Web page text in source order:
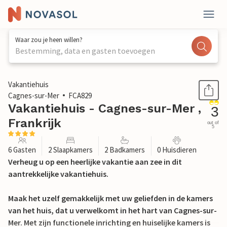
Waar zou je heen willen?
Bestemming, data en gasten toevoegen
1 / 14
Vakantiehuis
Cagnes-sur-Mer
FCA829
Vakantiehuis - Cagnes-sur-Mer ,
Frankrijk
3
out of
5
6 Gasten 2 Slaapkamers 2 Badkamers 0 Huisdieren
Verheug u op een heerlijke vakantie aan zee in dit
aantrekkelijke vakantiehuis.
Maak het uzelf gemakkelijk met uw geliefden in de kamers
van het huis, dat u verwelkomt in het hart van Cagnes-sur-
Mer. Met zijn functionele inrichting en huiselijke kamers is